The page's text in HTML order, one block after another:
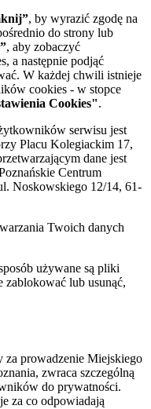
, by wyrazić zgodę na
do strony lub
, aby zobaczyć
a następnie podjąć
W każdej chwili istnieje
cookies - w stopce
Cookies".
serwisu jest
Placu Kolegiackim 17,
dane jest
Centrum
Noskowskiego 12/14, 61-
Twoich danych
używane są pliki
zablokować lub usunąć,
za prowadzenie Miejskiego
zwraca szczególną
do prywatności.
za co odpowiadają